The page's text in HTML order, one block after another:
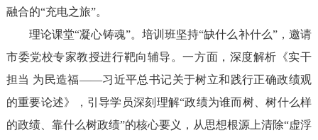
融合的“充电之旅”。
理论课堂“凝心铸魂”。培训班坚持“缺什么补什么”，邀请
市委党校专家教授进行靶向辅导。一方面，深度解析《实干
担当 为民造福——习近平总书记关于树立和践行正确政绩观
的重要论述》，引导学员深刻理解“政绩为谁而树、树什么样
的政绩、靠什么树政绩”的核心要义，从思想根源上清除“虚浮